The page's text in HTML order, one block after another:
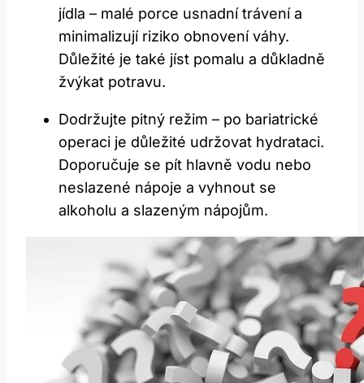
jídla – malé porce usnadní trávení a
minimalizují riziko ⁢obnovení váhy.
Důležité je‌ také jíst pomalu a důkladně
žvýkat potravu.
Dodržujte ​pitný režim – po bariatrické
operaci je důležité udržovat hydrataci.
Doporučuje se pít hlavně vodu nebo
neslazené nápoje a vyhnout se
alkoholu a slazeným nápojům.